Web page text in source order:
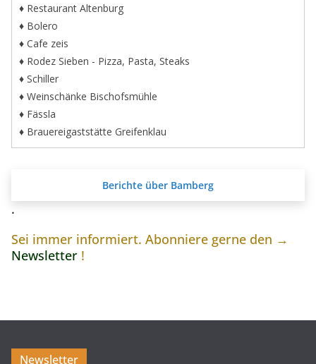
♦ Restaurant Altenburg
♦ Bolero
♦ Cafe zeis
♦ Rodez Sieben - Pizza, Pasta, Steaks
♦ Schiller
♦ Weinschänke Bischofsmühle
♦ Fässla
♦ Brauereigaststätte Greifenklau
Berichte über Bamberg
.
Sei immer informiert. Abonniere gerne den →
Newsletter !
Newsletter